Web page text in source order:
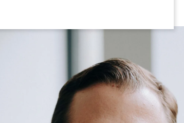
(gemeinsam mit Thomas
(2021), Kapitel „Germany – Law and
Hofmann, Alexander Stolz)
(2020), Kapitel „Germany – Law and
Hofmann, Alexander Stolz)